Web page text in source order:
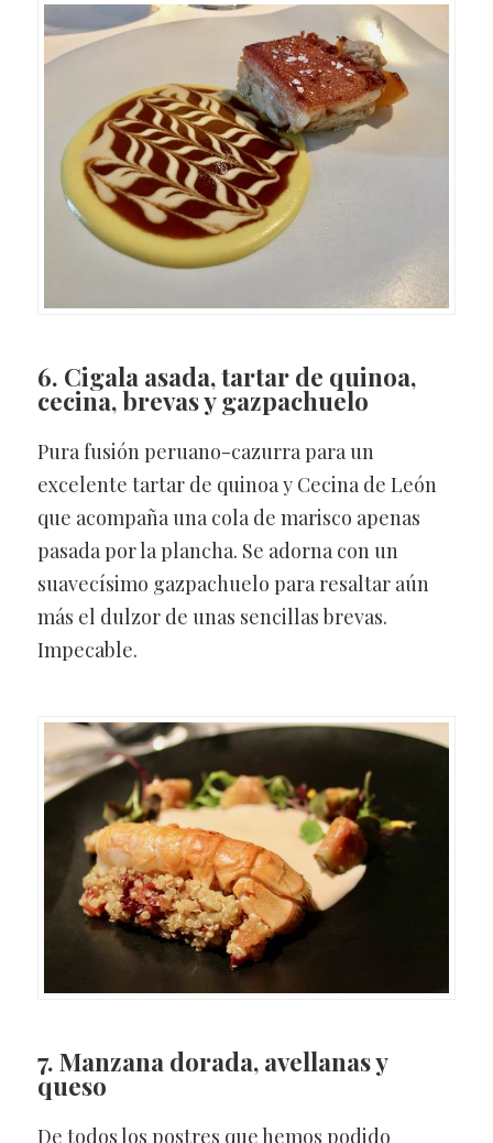
6. Cigala asada, tartar de quinoa,
cecina, brevas y gazpachuelo
Pura fusión peruano-cazurra para un
excelente tartar de quinoa y Cecina de León
que acompaña una cola de marisco apenas
pasada por la plancha. Se adorna con un
suavecísimo gazpachuelo para resaltar aún
más el dulzor de unas sencillas brevas.
Impecable.
7. Manzana dorada, avellanas y
queso
De todos los postres que hemos podido